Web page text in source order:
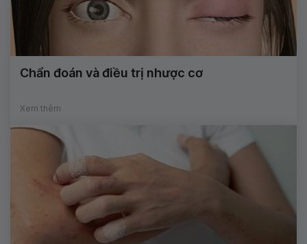
Chẩn đoán và điều trị nhược cơ
Xem thêm